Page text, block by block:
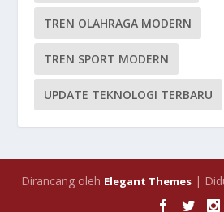
TREN OLAHRAGA MODERN
TREN SPORT MODERN
UPDATE TEKNOLOGI TERBARU
Dirancang oleh Elegant Themes |